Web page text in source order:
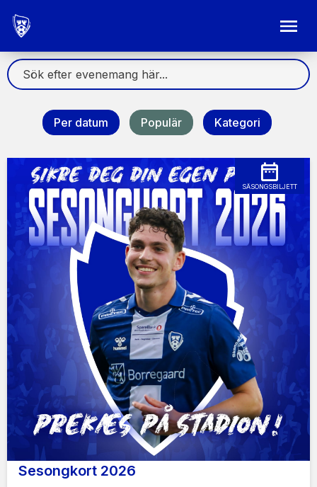
Per datum Populär Kategori
Sesongkort 2026
SÄSONGSBILJETT